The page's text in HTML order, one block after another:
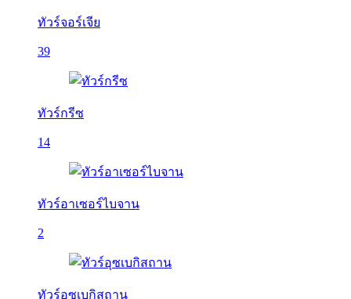
ทัวร์จอร์เจีย
39
ทัวร์กรีซ
14
ทัวร์อาเซอร์ไบจาน
2
ทัวร์อุซเบกิสถาน